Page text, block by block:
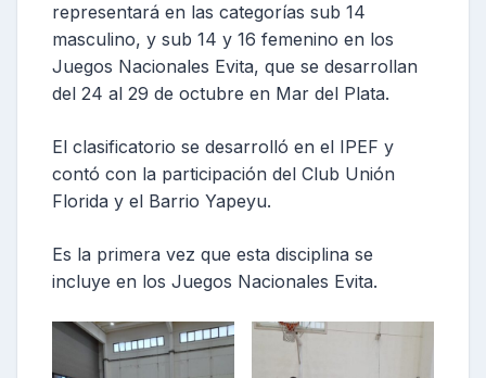
representará en las categorías sub 14
masculino, y sub 14 y 16 femenino en los
Juegos Nacionales Evita, que se desarrollan
del 24 al 29 de octubre en Mar del Plata.
El clasificatorio se desarrolló en el IPEF y
contó con la participación del Club Unión
Florida y el Barrio Yapeyu.
Es la primera vez que esta disciplina se
incluye en los Juegos Nacionales Evita.